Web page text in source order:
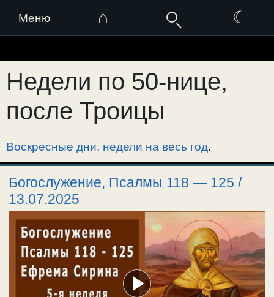
Меню ⌂ ☾
к
содержимому
Недели по 50-нице,
после Троицы
Воскресные дни, недели на весь год.
Богослужение, Псалмы 118 — 125 /
13.07.2025